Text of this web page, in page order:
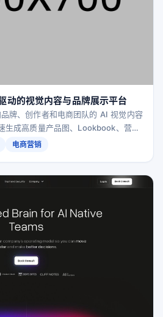
的视觉内容与品牌展示平台
牌、创作者和电商团队的 AI 视觉内容
生成高质量产品图、Lookbook、营销
设计成本并提升转化率。
电商营销